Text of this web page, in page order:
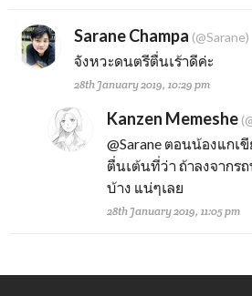
Sarane Champa (@Sarane)
จังหวะดนตรีตื่นเร้าดีค่ะ
28th January 2019, 10:29 pm
Kanzen Memeshe
@Saraneตอนน้องแกเขี
ตื่นเต้นที่ว่า ถ้าลงจากร
บ้าง แน่ๆเลย
28th January 2019, 11:05 pm